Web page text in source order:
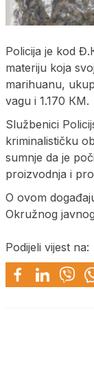
Policija je kod
materiju koja
marihuanu,
vagu i 1.170 КM.
Službenici
kriminalističku
sumnje da je
proizvodnja i
O ovom
Okružnog
Podijeli vijest na: